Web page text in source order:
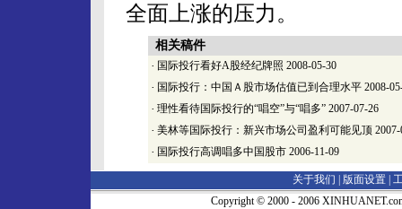
全面上涨的压力。
相关稿件
· 国际投行看好A股经纪牌照 2008-05-30
· 国际投行：中国Ａ股市场估值已到合理水平 2008-
· 理性看待国际投行的“唱空”与“唱多” 2007-07-26
· 美林等国际投行：新兴市场公司盈利可能见顶
· 国际投行高调唱多中国股市 2006-11-09
关于我们 | 版面设置
Copyright © 2000 - 2006